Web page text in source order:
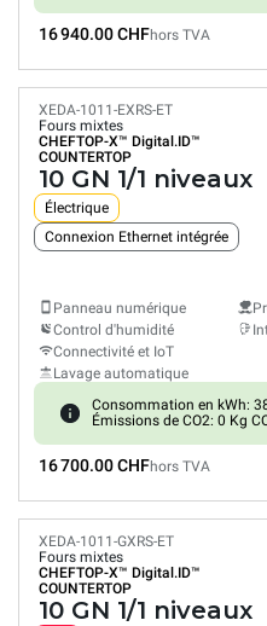
16 940.00 CHFhors TVA
XEDA-1011-EXRS-ET
Fours mixtes
CHEFTOP-X™ Digital.ID™
COUNTERTOP
10 GN 1/1 niveaux
Électrique
Connexion Ethernet intégrée
Panneau numérique
Control d'humidité
Connectivité et IoT
Lavage automatique
Consommation en kWh:
Émissions de CO2: 0 Kg
16 700.00 CHFhors TVA
XEDA-1011-GXRS-ET
Fours mixtes
CHEFTOP-X™ Digital.ID™
COUNTERTOP
10 GN 1/1 niveaux